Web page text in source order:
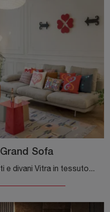
Grand Sofa
Cerchi salotti e divani Vitra in tessuto? Clicca e scopri di più sul modello Grand Sofa per spazi moderni.